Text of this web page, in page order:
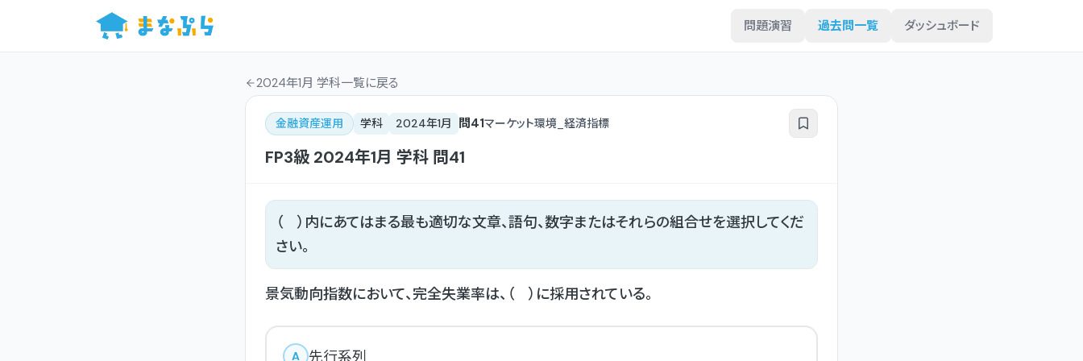
問題演習 過去問一覧 ダッシュボード
2024年1月 学科一覧に戻る
金融資産運用 学科 2024年1月 問41マーケット環境_経済指標
FP3級 2024年1月 学科 問41
（ ）内にあてはまる最も適切な文章、語句、数字またはそれらの組合せを選択してくだ
さい。
景気動向指数において、完全失業率は、（ ）に採用されている。
A 先行系列